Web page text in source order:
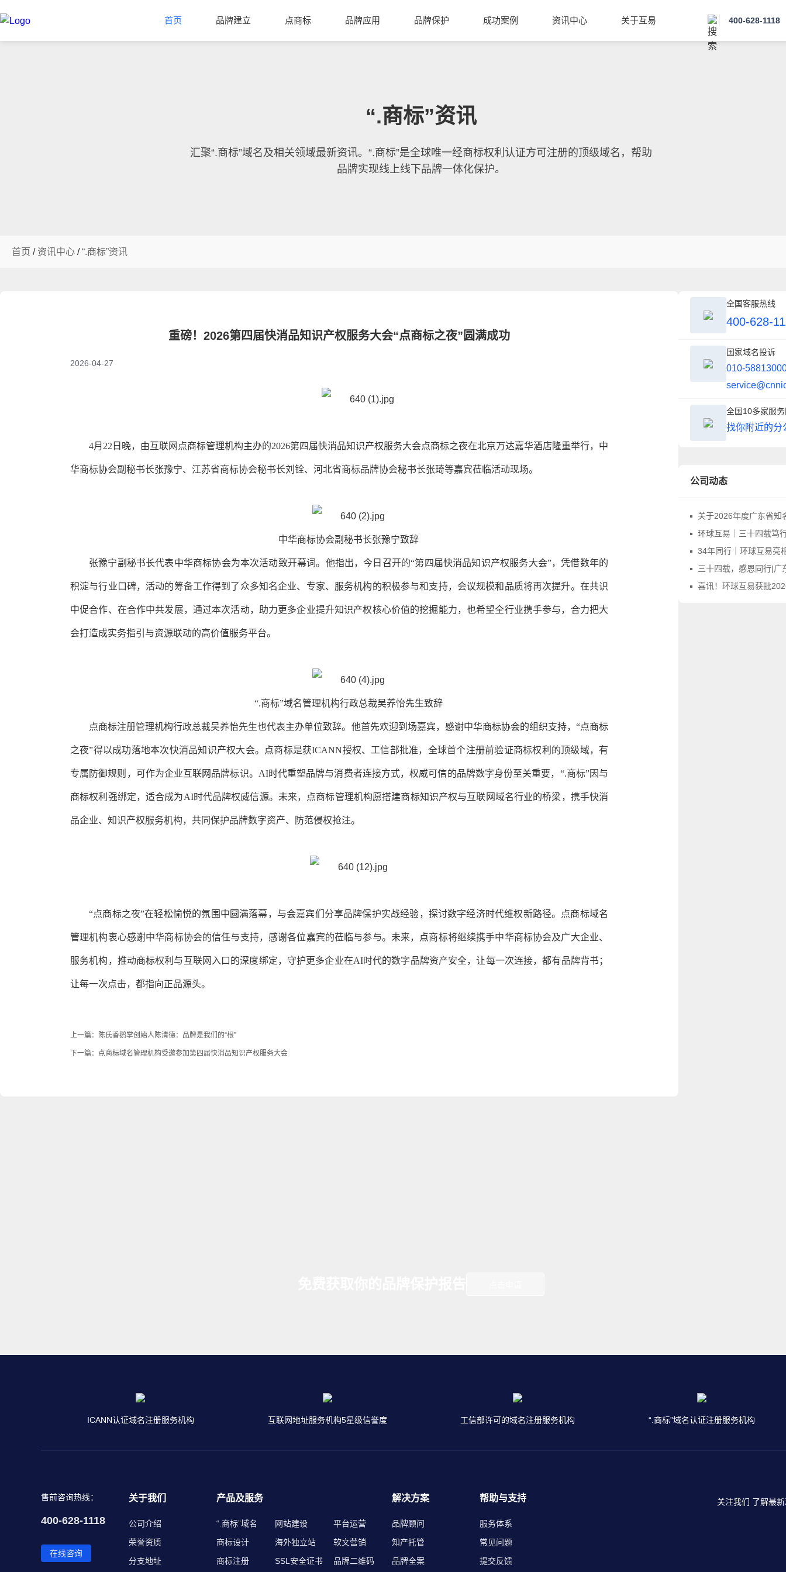
首页 品牌建立 点商标 品牌应用 品牌保护 成功案例 资讯中心 关于互易 400-628-1118
“.商标”资讯
汇聚“.商标”域名及相关领域最新资讯。“.商标”是全球唯一经商标权利认证方可注册的顶级域名，帮助
品牌实现线上线下品牌一体化保护。
首页 / 资讯中心 /“.商标”资讯
重磅！2026第四届快消品知识产权服务大会“点商标之夜”圆满成功
2026-04-27
4月22日晚，由互联网点商标管理机构主办的2026第四届快消品知识产权服务大会点商标之夜在北京万达嘉华酒店隆重举行，中
华商标协会副秘书长张豫宁、江苏省商标协会秘书长刘铨、河北省商标品牌协会秘书长张琦等嘉宾莅临活动现场。
中华商标协会副秘书长张豫宁致辞
张豫宁副秘书长代表中华商标协会为本次活动致开幕词。他指出，今日召开的“第四届快消品知识产权服务大会”，凭借数年的
积淀与行业口碑，活动的筹备工作得到了众多知名企业、专家、服务机构的积极参与和支持，会议规模和品质将再次提升。在共识
中促合作、在合作中共发展，通过本次活动，助力更多企业提升知识产权核心价值的挖掘能力，也希望全行业携手参与，合力把大
会打造成实务指引与资源联动的高价值服务平台。
“.商标”域名管理机构行政总裁吴养怡先生致辞
点商标注册管理机构行政总裁吴养怡先生也代表主办单位致辞。他首先欢迎到场嘉宾，感谢中华商标协会的组织支持，“点商标
之夜”得以成功落地本次快消品知识产权大会。点商标是获ICANN授权、工信部批准，全球首个注册前验证商标权利的顶级域，有
专属防御规则，可作为企业互联网品牌标识。AI时代重塑品牌与消费者连接方式，权威可信的品牌数字身份至关重要，“.商标”因与
商标权利强绑定，适合成为AI时代品牌权威信源。未来，点商标管理机构愿搭建商标知识产权与互联网域名行业的桥梁，携手快消
品企业、知识产权服务机构，共同保护品牌数字资产、防范侵权抢注。
“点商标之夜”在轻松愉悦的氛围中圆满落幕，与会嘉宾们分享品牌保护实战经验，探讨数字经济时代维权新路径。点商标域名
管理机构衷心感谢中华商标协会的信任与支持，感谢各位嘉宾的莅临与参与。未来，点商标将继续携手中华商标协会及广大企业、
服务机构，推动商标权利与互联网入口的深度绑定，守护更多企业在AI时代的数字品牌资产安全，让每一次连接，都有品牌背书；
让每一次点击，都指向正品源头。
上一篇： 陈氏香鹅掌创始人陈清德：品牌是我们的“根”
下一篇： 点商标域名管理机构受邀参加第四届快消品知识产权服务大会
全国客服热线
400-628-
国家域名投诉
010-
全国10多家服
找你附近的分
公司动态
关于2026年度广东省知名字号评价申报
环球互易｜三十四载笃行不怠，感
34年同行｜环球互易亮相第四届广东商标品牌年会，
三十四载，感恩同行|广东商标协会向环
喜讯！环球互易获批2026年度首批“广东省知名
ICANN认证域名注册服务机构 互联网地址服务机构5星级信誉度 工信部许可的域名注册服务机构 “.商标”域名认证注册服务机构
售前咨询热线：
400-628-1118
在线咨询
关于我们
公司介绍
荣誉资质
分支地址
产品及服务
“.商标”域名
商标设计
商标注册
网站建设
海外独立站
SSL安全证书
平台运营
软文营销
品牌二维码
解决方案
品牌顾问
知产托管
品牌全案
帮助与支持
服务体系
常见问题
提交反馈
关注我们 了解最